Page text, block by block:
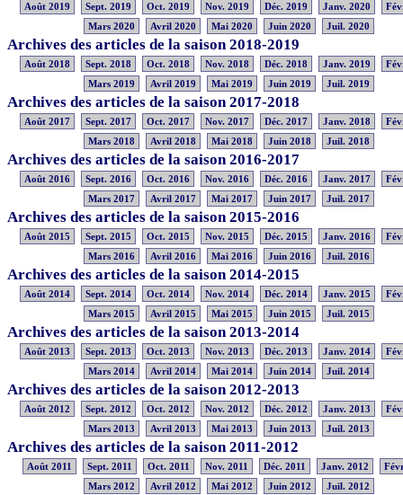
Août 2019 Sept. 2019 Oct. 2019 Nov. 2019 Déc. 2019 Janv. 2020
Mars 2020
Avril 2020 Mai 2020 Juin 2020 Juil. 2020
Archives des articles de la saison 2018-2019
Août 2018 Sept. 2018 Oct. 2018 Nov. 2018 Déc. 2018 Janv. 2019
Mars 2019
Avril 2019 Mai 2019 Juin 2019 Juil. 2019
Archives des articles de la saison 2017-2018
Août 2017 Sept. 2017 Oct. 2017 Nov. 2017 Déc. 2017 Janv. 2018
Mars 2018
Avril 2018 Mai 2018 Juin 2018 Juil. 2018
Archives des articles de la saison 2016-2017
Août 2016 Sept. 2016 Oct. 2016 Nov. 2016 Déc. 2016 Janv. 2017
Mars 2017
Avril 2017 Mai 2017 Juin 2017 Juil. 2017
Archives des articles de la saison 2015-2016
Août 2015 Sept. 2015 Oct. 2015 Nov. 2015 Déc. 2015 Janv. 2016
Mars 2016
Avril 2016 Mai 2016 Juin 2016 Juil. 2016
Archives des articles de la saison 2014-2015
Août 2014 Sept. 2014 Oct. 2014 Nov. 2014 Déc. 2014 Janv. 2015
Mars 2015
Avril 2015 Mai 2015 Juin 2015 Juil. 2015
Archives des articles de la saison 2013-2014
Août 2013 Sept. 2013 Oct. 2013 Nov. 2013 Déc. 2013 Janv. 2014
Mars 2014
Avril 2014 Mai 2014 Juin 2014 Juil. 2014
Archives des articles de la saison 2012-2013
Août 2012 Sept. 2012 Oct. 2012 Nov. 2012 Déc. 2012 Janv. 2013
Mars 2013
Avril 2013 Mai 2013 Juin 2013 Juil. 2013
Archives des articles de la saison 2011-2012
Août 2011 Sept. 2011 Oct. 2011 Nov. 2011 Déc. 2011 Janv. 2012
Mars 2012
Avril 2012 Mai 2012 Juin 2012 Juil. 2012